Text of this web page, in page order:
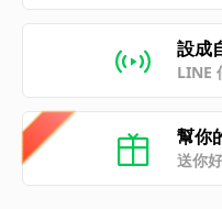
設成
LINE
幫你
送你